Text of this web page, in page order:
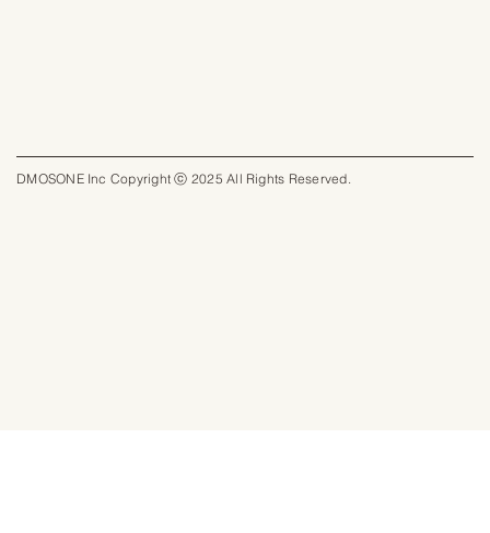
DMOSONE Inc Copyright ⓒ 2025 All Rights Reserved.​